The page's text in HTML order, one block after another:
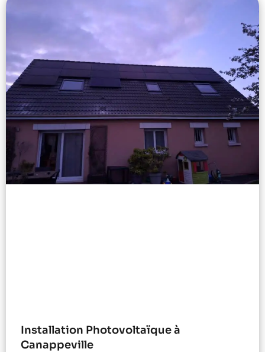
Installation Photovoltaïque à
Canappeville